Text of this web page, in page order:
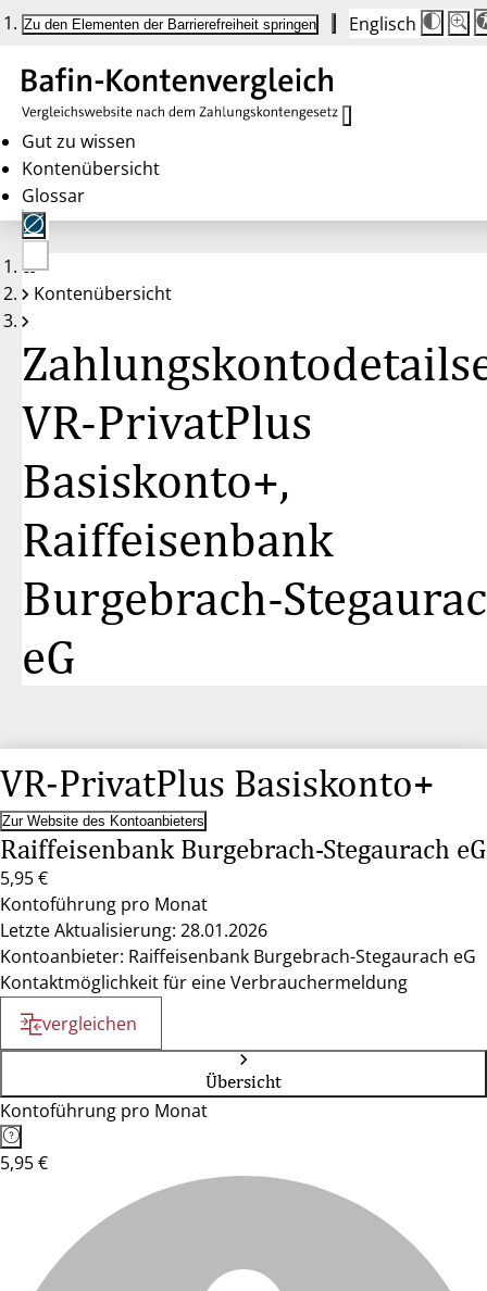
Zu den Elementen der Barrierefreiheit springen Englisch
Die
auf
100
100
Gut zu wissen
Kontenübersicht
Glossar
Keine
Konten
Kontenübersicht
VR-PrivatPlus
Basiskonto+,
Raiffeisenbank
Burgebrach-
eG
VR-PrivatPlus Basiskonto+
Zur Website des Kontoanbieters
Raiffeisenbank Burgebrach-Stegaurach eG
5,95 €
Kontoführung pro Monat
Letzte Aktualisierung: 28.01.2026
Kontoanbieter: Raiffeisenbank Burgebrach-Stegaurach eG
Kontaktmöglichkeit für eine Verbrauchermeldung
vergleichen
Übersicht
Kontoführung pro Monat
5,95 €